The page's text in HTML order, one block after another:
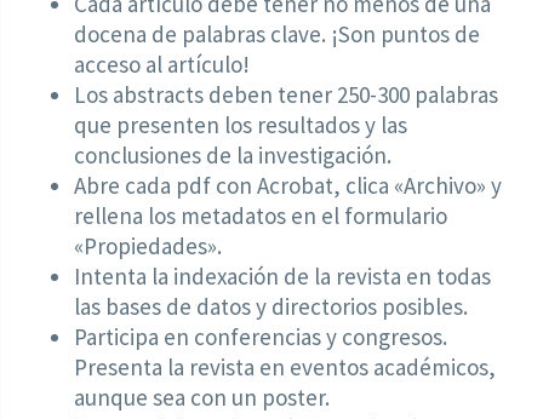
docena de palabras clave. ¡Son puntos de
acceso al artículo!
Los abstracts deben tener 250-300 palabras
que presenten los resultados y las
conclusiones de la investigación.
Abre cada pdf con Acrobat, clica «Archivo» y
rellena los metadatos en el formulario
«Propiedades».
Intenta la indexación de la revista en todas
las bases de datos y directorios posibles.
Participa en conferencias y congresos.
Presenta la revista en eventos académicos,
aunque sea con un poster.